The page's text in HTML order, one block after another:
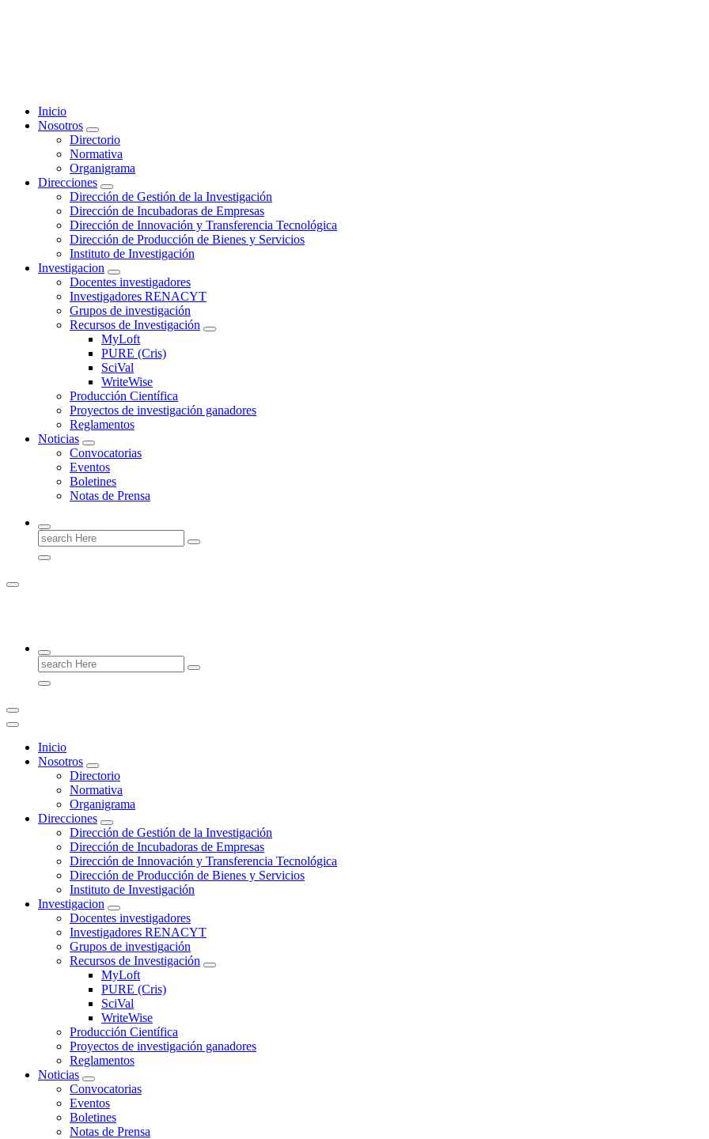
Inicio
Nosotros
Directorio
Normativa
Organigrama
Direcciones
Dirección de Gestión de la Investigación
Dirección de Incubadoras de Empresas
Dirección de Innovación y Transferencia Tecnológica
Dirección de Producción de Bienes y Servicios
Instituto de Investigación
Investigacion
Docentes investigadores
Investigadores RENACYT
Grupos de investigación
Recursos de Investigación
MyLoft
PURE (Cris)
SciVal
WriteWise
Producción Científica
Proyectos de investigación ganadores
Reglamentos
Noticias
Convocatorias
Eventos
Boletines
Notas de Prensa
Search
for:
Search
for:
Inicio
Nosotros
Directorio
Normativa
Organigrama
Direcciones
Dirección de Gestión de la Investigación
Dirección de Incubadoras de Empresas
Dirección de Innovación y Transferencia Tecnológica
Dirección de Producción de Bienes y Servicios
Instituto de Investigación
Investigacion
Docentes investigadores
Investigadores RENACYT
Grupos de investigación
Recursos de Investigación
MyLoft
PURE (Cris)
SciVal
WriteWise
Producción Científica
Proyectos de investigación ganadores
Reglamentos
Noticias
Convocatorias
Eventos
Boletines
Notas de Prensa